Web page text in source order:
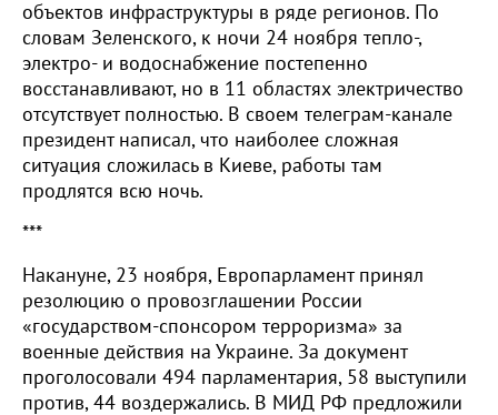
объектов инфраструктуры в ряде регионов. По
словам Зеленского, к ночи 24 ноября тепло-,
электро- и водоснабжение постепенно
восстанавливают, но в 11 областях электричество
отсутствует полностью. В своем телеграм-канале
президент написал, что наиболее сложная
ситуация сложилась в Киеве, работы там
продлятся всю ночь.
***
Накануне, 23 ноября, Европарламент принял
резолюцию о провозглашении России
«государством-спонсором терроризма» за
военные действия на Украине. За документ
проголосовали 494 парламентария, 58 выступили
против, 44 воздержались. В МИД РФ предложили